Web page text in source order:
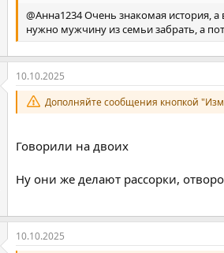
@Анна1234 Очень знакомая история,
нужно мужчину из семьи забрать, а
10.10.2025
Дополняйте сообщения кнопкой
Говорили на двоих
Ну они же делают рассорки,
10.10.2025